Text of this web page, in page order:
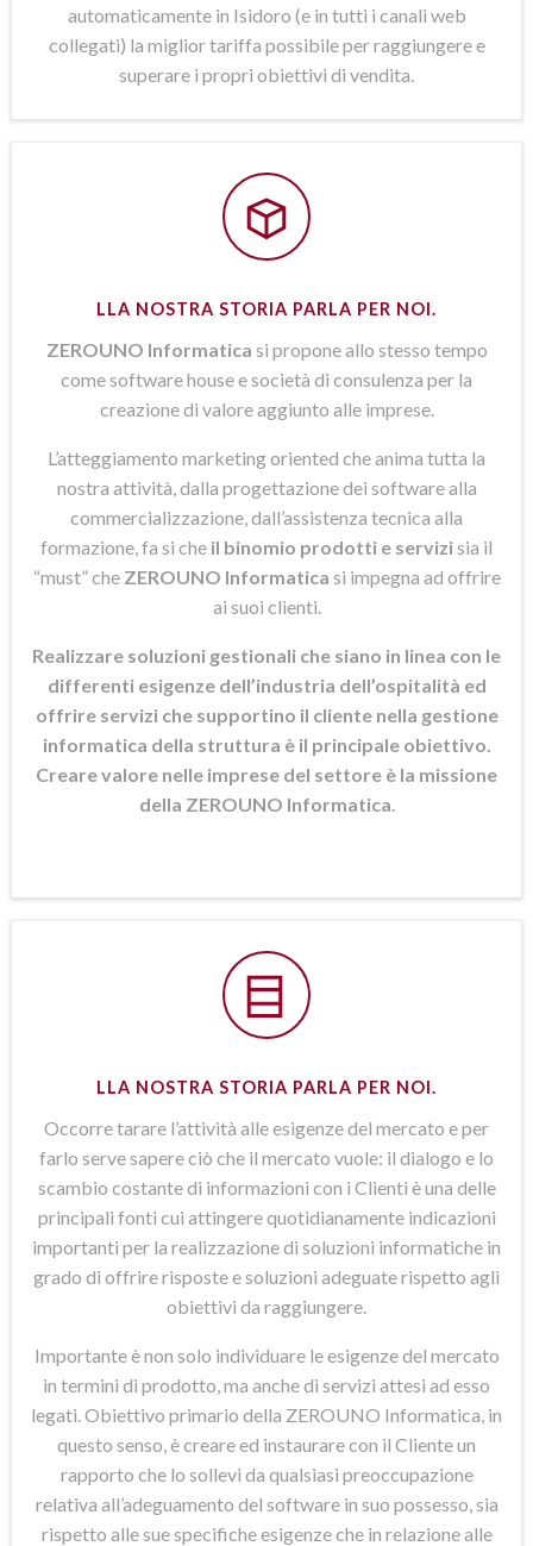
automaticamente in Isidoro (e in tutti i canali web
collegati) la miglior tariffa possibile per raggiungere e
superare i propri obiettivi di vendita.
LLA NOSTRA STORIA PARLA PER NOI.
ZEROUNO Informatica si propone allo stesso tempo
come software house e società di consulenza per la
creazione di valore aggiunto alle imprese.
L’atteggiamento marketing oriented che anima tutta la
nostra attività, dalla progettazione dei software alla
commercializzazione, dall’assistenza tecnica alla
formazione, fa si che il binomio prodotti e servizisia il
“must” che ZEROUNO Informatica si impegna ad offrire
ai suoi clienti.
Realizzare soluzioni gestionali che siano in linea con le
differenti esigenze dell’industria dell’ospitalità ed
offrire servizi che supportino il cliente nella gestione
informatica della struttura è il principale obiettivo.
Creare valore nelle imprese del settore è la missione
della ZEROUNO Informatica
LLA NOSTRA STORIA PARLA PER NOI.
Occorre tarare l’attività alle esigenze del mercato e per
farlo serve sapere ciò che il mercato vuole: il dialogo e lo
scambio costante di informazioni con i Clienti è una delle
principali fonti cui attingere quotidianamente indicazioni
importanti per la realizzazione di soluzioni informatiche in
grado di offrire risposte e soluzioni adeguate rispetto agli
obiettivi da raggiungere.
Importante è non solo individuare le esigenze del mercato
in termini di prodotto, ma anche di servizi attesi ad esso
legati. Obiettivo primario della ZEROUNO Informatica, in
questo senso, è creare ed instaurare con il Cliente un
rapporto che lo sollevi da qualsiasi preoccupazione
relativa all’adeguamento del software in suo possesso, sia
rispetto alle sue specifiche esigenze che in relazione alle